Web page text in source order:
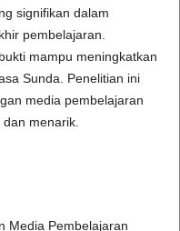
signifikan dalam
pembelajaran.
mampu meningkatkan
Sunda. Penelitian ini
media pembelajaran
menarik.
Media Pembelajaran